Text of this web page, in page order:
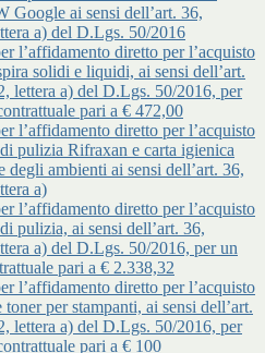
Google ai sensi dell’art. 36,
a) del D.Lgs. 50/2016
l’affidamento diretto per l’acquisto
solidi e liquidi, ai sensi dell’art.
lettera a) del D.Lgs. 50/2016, per
pari a € 472,00
l’affidamento diretto per l’acquisto
pulizia Rifraxan e carta igienica
degli ambienti ai sensi dell’art. 36,
a)
l’affidamento diretto per l’acquisto
pulizia, ai sensi dell’art. 36,
a) del D.Lgs. 50/2016, per un
pari a € 2.338,32
l’affidamento diretto per l’acquisto
toner per stampanti, ai sensi dell’art.
lettera a) del D.Lgs. 50/2016, per
pari a € 100